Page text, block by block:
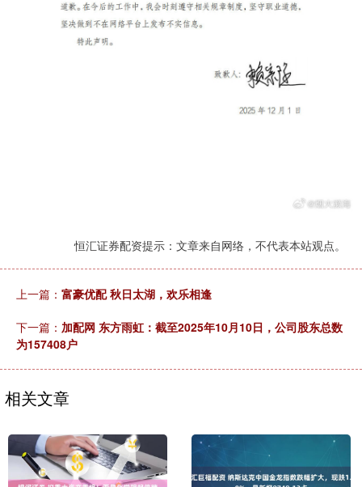
恒汇证券配资提示：文章来自网络，不代表本站观点。
上一篇： 富豪优配 秋日太湖，欢乐相逢
下一篇： 加配网 东方雨虹：截至2025年10月10日，公司股东总数
为157408户
相关文章